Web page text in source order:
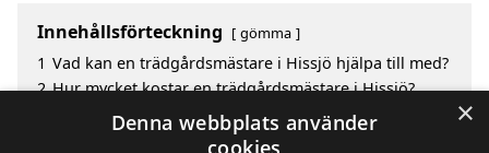
Innehållsförteckning gömma
1 Vad kan en trädgårdsmästare i Hissjö hjälpa till med?
2 Hur mycket kostar en trädgårdsmästare i Hissjö?
Fördelar med att välja trädgårdsmästare i Hissjö
Sök efter en skicklig trädgårdsmästare i de
×
Denna webbplats använder
cookies